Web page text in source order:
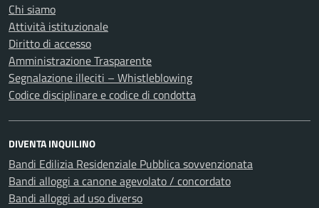
Chi siamo
Attività istituzionale
Diritto di accesso
Amministrazione Trasparente
Segnalazione illeciti – Whistleblowing
Codice disciplinare e codice di condotta
DIVENTA INQUILINO
Bandi Edilizia Residenziale Pubblica sovvenzionata
Bandi alloggi a canone agevolato / concordato
Bandi alloggi ad uso diverso